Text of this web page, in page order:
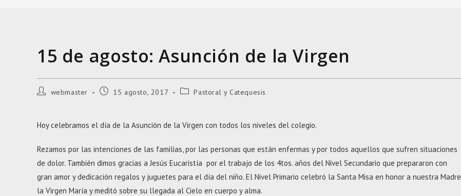
15 de agosto: Asunción de la Virgen
Autorwebmaster
Entrada15 agosto, 2017
Categoría
Pastoral y Catequesis
Hoy celebramos el día de la Asunción de la Virgen con todos los niveles del colegio.
Rezamos por las intenciones de las familias, por las personas que están enfermas y por todos aquellos que sufren situaciones
de dolor. También dimos gracias a Jesús Eucaristía por el trabajo de los 4tos. años del Nivel Secundario que prepararon con
gran amor y dedicación regalos y juguetes para el día del niño. El Nivel Primario celebró la Santa Misa en honor a nuestra Madre
la Virgen María y meditó sobre su llegada al Cielo en cuerpo y alma.